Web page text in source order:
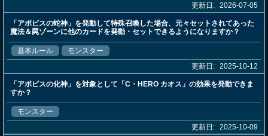
更新日: 2026-07-05
「アポピスの蛇神」を発動して特殊召喚した場合、元々セットされてあった
魔法＆罠ゾーンに他のカードを発動・セットできるようになりますか？
基本ルール
モンスター
更新日: 2025-10-12
「アポピスの化神」を対象として「C・HERO カオス」の効果を発動できま
すか？
モンスター
更新日: 2025-10-09